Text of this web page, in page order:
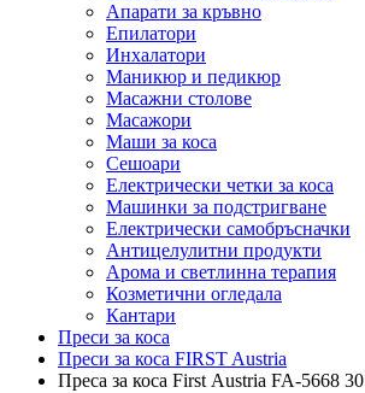
Апарати за кръвно
Епилатори
Инхалатори
Маникюр и педикюр
Масажни столове
Масажори
Маши за коса
Сешоари
Електрически четки за коса
Машинки за подстригване
Електрически самобръсначки
Антицелулитни продукти
Арома и светлинна терапия
Козметични огледала
Кантари
Преси за коса
Преси за коса FIRST Austria
Преса за коса First Аustria FA-5668